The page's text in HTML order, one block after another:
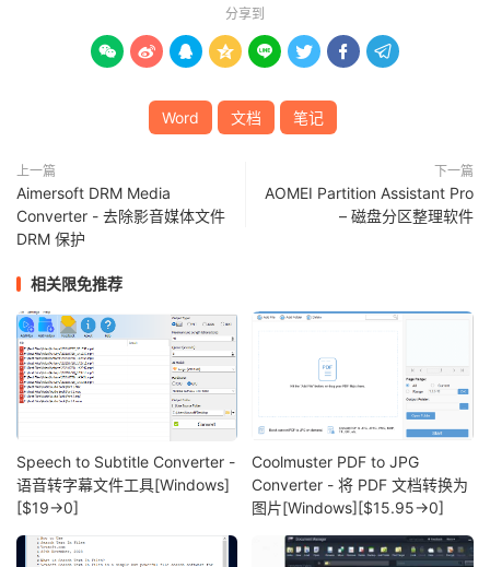
分享到
       
Word 文档 笔记
上一篇
Aimersoft DRM Media
Converter - 去除影音媒体文件
DRM 保护
下一篇
AOMEI Partition Assistant Pro
– 磁盘分区整理软件
相关限免推荐
Speech to Subtitle Converter -
语音转字幕文件工具[Windows]
[$19→0]
Coolmuster PDF to JPG
Converter - 将 PDF 文档转换为
图片[Windows][$15.95→0]